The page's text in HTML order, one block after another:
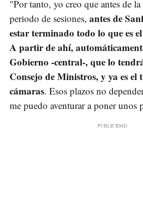
"Por tanto, yo creo que antes de
periodo de sesiones, antes de
estar terminado todo lo que es
A partir de ahí,
Gobierno -central-, que lo
Consejo de Ministros, y ya es el
cámaras. Esos plazos no
me puedo aventurar a poner unos